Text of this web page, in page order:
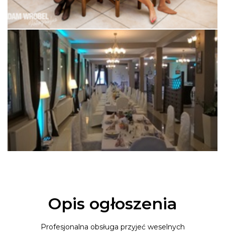
Opis ogłoszenia
Profesjonalna obsługa przyjeć weselnych